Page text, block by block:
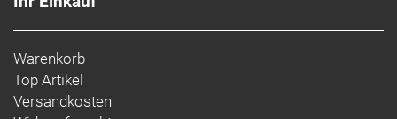
Warenkorb
Top Artikel
Versandkosten